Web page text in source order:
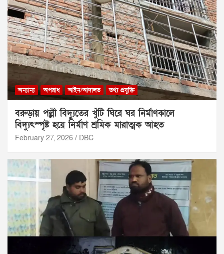
অন্যান্য অপরাধ আইন/আদালত তথ্য প্রযুক্তি
বরুড়ায় পল্লী বিদ্যুতের খুঁটি ঘিরে ঘর নির্মাণকালে
বিদ্যুৎস্পৃষ্ট হয়ে নির্মাণ শ্রমিক মারাত্মক আহত
February 27, 2026 DBC